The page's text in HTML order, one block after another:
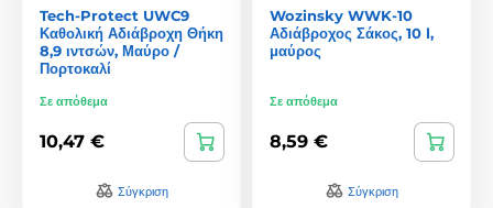
Tech-Protect UWC9
Καθολική Αδιάβροχη Θήκη
8,9 ιντσών, Μαύρο /
Πορτοκαλί
Σε απόθεμα
10,47 €
Σύγκριση
Wozinsky WWK-10
Αδιάβροχος Σάκος, 10 l,
μαύρος
Σε απόθεμα
8,59 €
Σύγκριση